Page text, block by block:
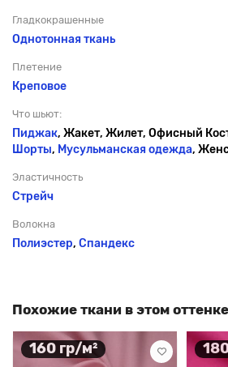
Гладкокрашенные
Однотонная ткань
Плетение
Креповое
Что шьют:
Пиджак, Жакет, Жилет, Офисный
Шорты, Мусульманская одежда,
Эластичность
Стрейч
Волокна
Полиэстер, Спандекс
Похожие ткани в этом
160 гр/м²